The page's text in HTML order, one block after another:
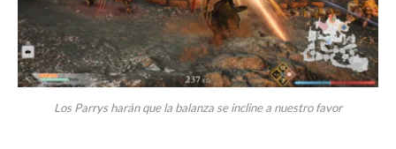
Los Parrys harán que la balanza se incline a nuestro favor